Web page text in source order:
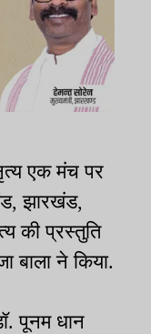
एक मंच पर
झारखंड,
की प्रस्तुति
बाला ने किया.
पूनम धान